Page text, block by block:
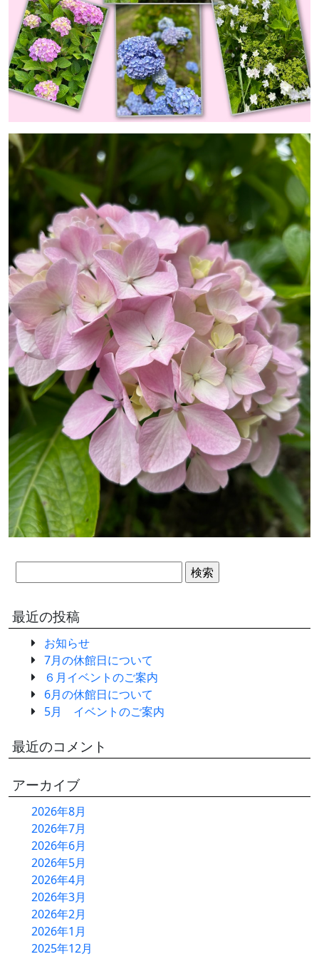
HOME
農産物直売所
バーベキュー
物産コーナー
軽食コーナー
別館ふるさとハウス
ベーカリー＆カフェ
ふるさと木の家
アクセス
最近の投稿
お知らせ
7月の休館日について
６月イベントのご案内
6月の休館日について
5月 イベントのご案内
最近のコメント
アーカイブ
2026年8月
2026年7月
2026年6月
2026年5月
2026年4月
2026年3月
2026年2月
2026年1月
2025年12月